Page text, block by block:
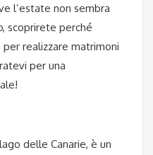
l’estate non sembra
scoprirete perché
realizzare matrimoni
per una
delle Canarie, è un